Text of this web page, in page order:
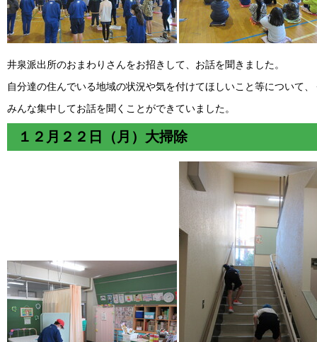
井泉派出所のおまわりさんをお招きして、お話を聞きました。
自分達の住んでいる地域の状況や気を付けてほしいこと等について
みんな集中してお話を聞くことができていました。
１２月２２日（月）大掃除